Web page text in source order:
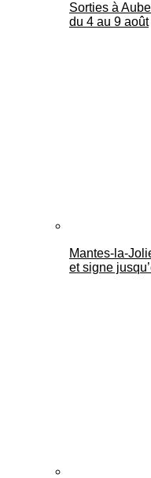
Sorties à
du 4 au 9 août
Mantes-la-
et signe